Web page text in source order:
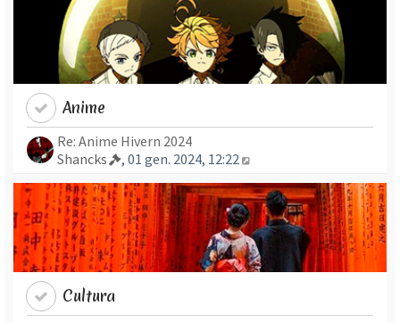
Anime
Re: Anime Hivern 2024
Shancks
, 01 gen. 2024, 12:22
Cultura